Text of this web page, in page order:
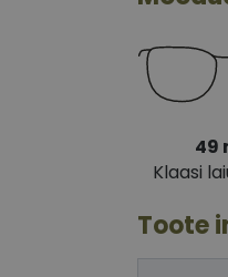
49
Klaasi
Toote